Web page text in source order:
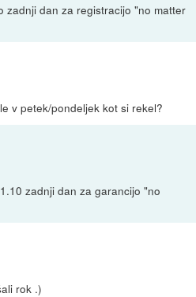
zadnji dan za registracijo "no matter
v petek/pondeljek kot si rekel?
zadnji dan za garancijo "no
rok .)